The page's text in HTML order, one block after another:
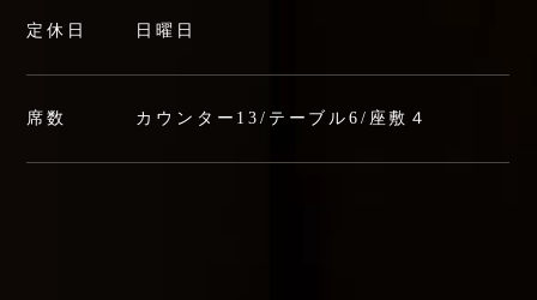
定休日 日曜日
席数 カウンター13/テーブル6/座敷４